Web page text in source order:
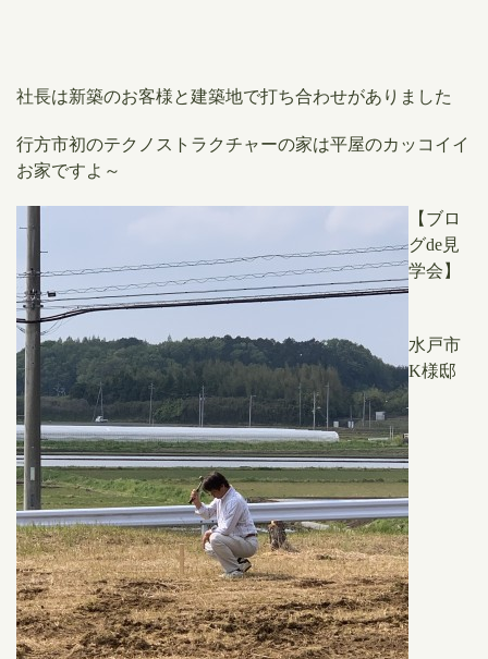
社長は新築のお客様と建築地で打ち合わせがありました
行方市初のテクノストラクチャーの家は平屋のカッコイイ
お家ですよ～
【ブロ
グde見
学会】
水戸市
K様邸​